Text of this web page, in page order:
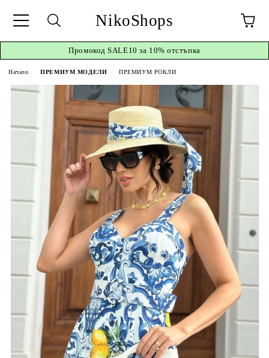
NikoShops
ПромокодSALE10 за 10% отстъпка
Начало ПРЕМИУМ МОДЕЛИ ПРЕМИУМ РОКЛИ